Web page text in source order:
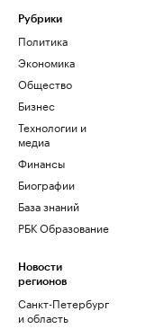
Рубрики
Политика
Экономика
Общество
Бизнес
Технологии и
медиа
Финансы
Биографии
База знаний
РБК Образование
Новости
регионов
Санкт-Петербург
и область